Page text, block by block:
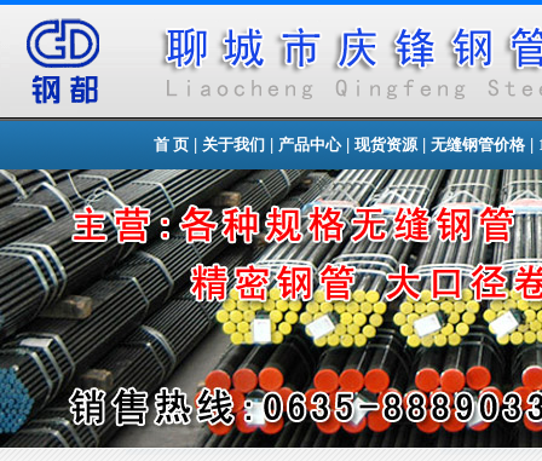
首 页| 关于我们| 产品中心| 现货资源| 无缝钢管价格|